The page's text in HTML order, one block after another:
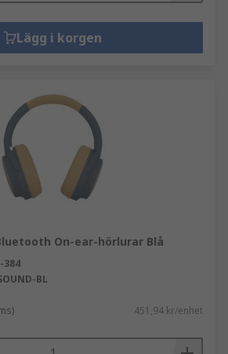
Lägg i korgen
On-ear-hörlurar Blå
384
BL
451,94 kr/enhet